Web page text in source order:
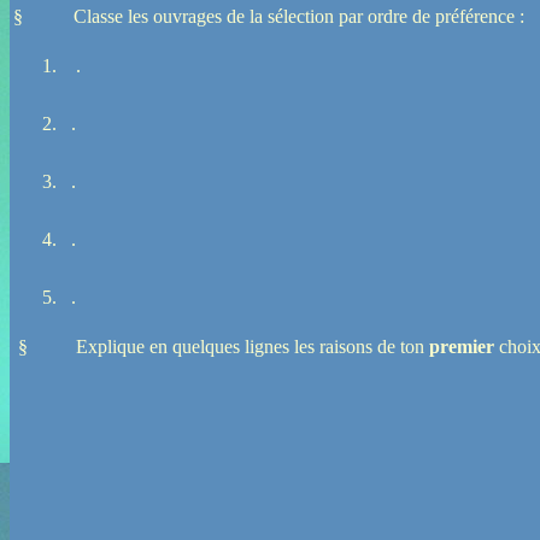
§ Classe les ouvrages de la sélection par ordre de préférence :
1. .
2. .
3. .
4. .
5. .
§ Explique en quelques lignes les raisons de ton premier